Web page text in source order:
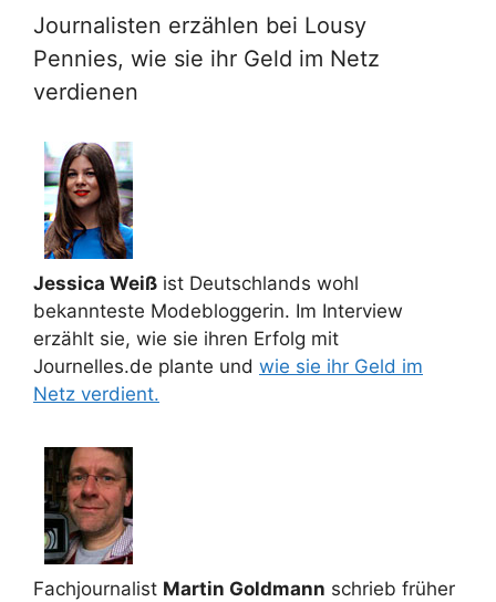
Journalisten erzählen bei Lousy
Pennies, wie sie ihr Geld im Netz
verdienen
Jessica Weiß ist Deutschlands wohl
bekannteste Modebloggerin. Im Interview
erzählt sie, wie sie ihren Erfolg mit
Journelles.de plante und wie sie ihr Geld im
Netz verdient.
Fachjournalist Martin Goldmann schrieb früher